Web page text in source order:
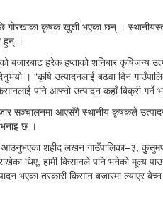
गोरखाका कृषक खुशी भएका छन् ।
हुन् ।
बजारबाट हरेक हप्ताको शनिबार कृषिजन्य
। “कृषि उत्पादनलाई बढवा दिन
पनि आफ्नो उत्पादन कहाँ बिक्री
सञ्चालनमा आएसँगै स्थानीय कृषकले
छ ।
आउनुभएका शहीद लखन गाउँपालिका–३,
थिए, हामी किसानले पनि भनेको मूल्य
भएका तरकारी किसान बजारमा ल्याएर बेच्न